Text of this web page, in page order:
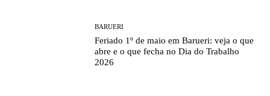
BARUERI
Feriado 1º de maio em Barueri: veja o que
abre e o que fecha no Dia do Trabalho
2026